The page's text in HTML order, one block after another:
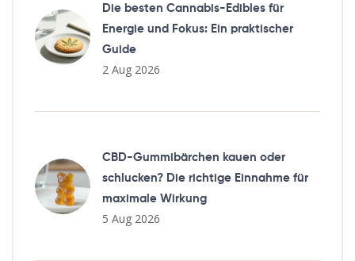
Die besten Cannabis-Edibles für
Energie und Fokus: Ein praktischer
Guide
2 Aug 2026
CBD-Gummibärchen kauen oder
schlucken? Die richtige Einnahme für
maximale Wirkung
5 Aug 2026